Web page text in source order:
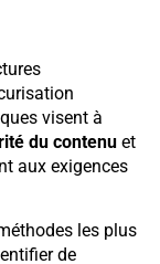
visent à
du contenu et
aux exigences
les plus
de